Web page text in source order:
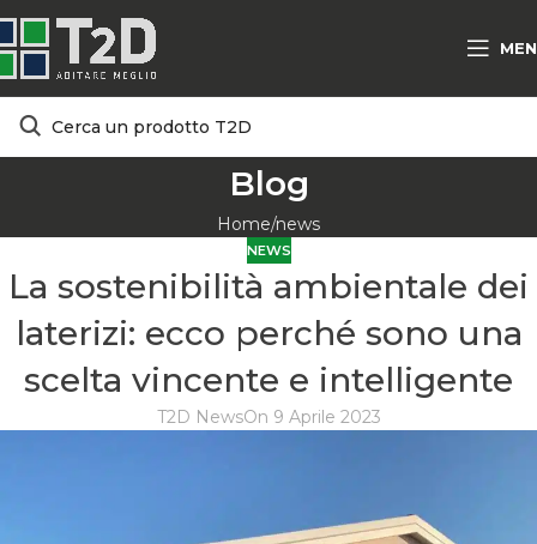
Blog
Home news
NEWS
La sostenibilità ambientale dei
laterizi: ecco perché sono una
scelta vincente e intelligente
T2D NewsOn 9 Aprile 2023